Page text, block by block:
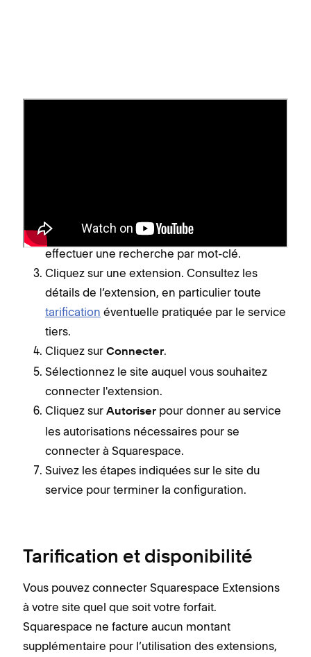
parcourir nos services tiers par catégorie ou
effectuer une recherche par mot-clé.
Cliquez sur une extension. Consultez les
détails de l’extension, en particulier toute
tarification éventuelle pratiquée par le service
tiers.
Cliquez sur Connecter.
Sélectionnez le site auquel vous souhaitez
connecter l'extension.
Cliquez sur Autoriser pour donner au service
les autorisations nécessaires pour se
connecter à Squarespace.
Suivez les étapes indiquées sur le site du
service pour terminer la configuration.
Tarification et disponibilité
Vous pouvez connecter Squarespace Extensions
à votre site quel que soit votre forfait.
Squarespace ne facture aucun montant
supplémentaire pour l’utilisation des extensions,